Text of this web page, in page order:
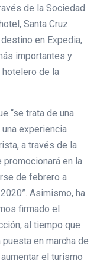
de la Sociedad
Santa Cruz
en Expedia,
importantes y
de la
“se trata de una
experiencia
a través de la
en la
de febrero a
Asimismo, ha
firmado el
al tiempo que
en marcha de
el turismo